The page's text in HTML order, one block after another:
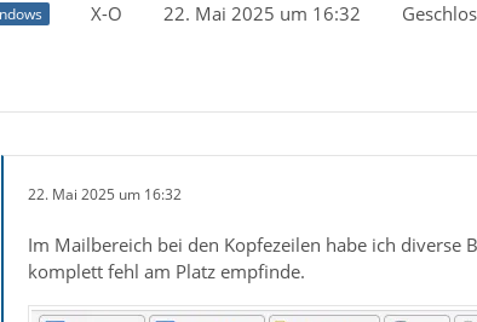
X-O 22. Mai 2025 um 16:32
22. Mai 2025 um 16:32
Im Mailbereich bei den Kopfezeilen habe ich diverse
komplett fehl am Platz empfinde.